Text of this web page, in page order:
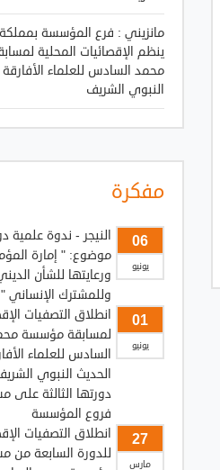
مانزيني : فرع المؤسسة
ينظم الإقصائيات المحلية
محمد السادس للعلماء
النبوي الشريف
مفكرة
06
يونيو
النيجر - ندوة علمية
موضوع: " إمارة
ورعايتها للشأن
وللمشترك الإنساني "
01
يونيو
انطلاق التصفيات
لمسابقة مؤسسة
السادس للعلماء
الحديث النبوي
دورتها الثالثة على
فروع المؤسسة
27
مارس
انطلاق التصفيات
للدورة السابعة من